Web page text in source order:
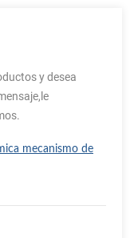
y desea
mecanismo de